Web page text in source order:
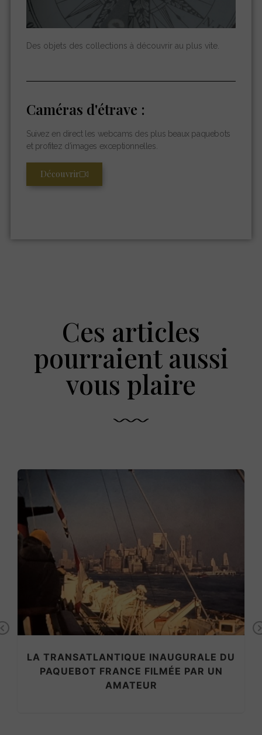
Des objets des collections à découvrir au plus vite.
Caméras d'étrave :
Suivez en direct les webcams des plus beaux paquebots
et profitez d’images exceptionnelles.
Découvrir
Ces articles
pourraient aussi
vous plaire
Previous
LA TRANSATLANTIQUE INAUGURALE DU
PAQUEBOT FRANCE FILMÉE PAR UN
AMATEUR